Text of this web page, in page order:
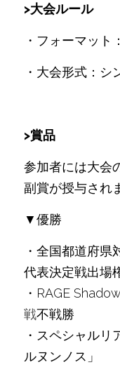
>大会ルール
・フォーマット
・大会形式：シ
>賞品
参加者には大会
副賞が授与され
▼優勝
・全国都道府県
代表決定戦出場
・RAGE
戦不戦勝
・スペシャルリ
ルヌンノス」